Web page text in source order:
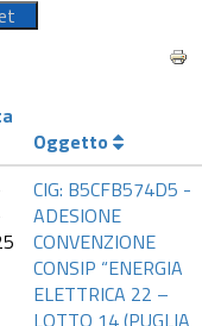
Oggetto
CIG: B5CFB574D5 -
ADESIONE
CONVENZIONE
CONSIP “ENERGIA
ELETTRICA 22 –
LOTTO 14 (PUGLIA